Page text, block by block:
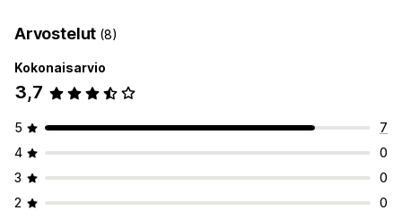
Arvostelut (8)
Kokonaisarvio
3,7
5
7
4
0
3
0
2
0